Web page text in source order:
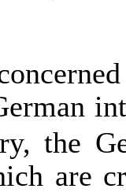
the
are